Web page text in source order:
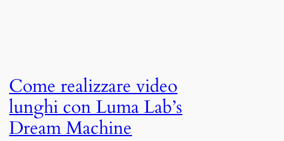
Come realizzare video
lunghi con Luma Lab’s
Dream Machine